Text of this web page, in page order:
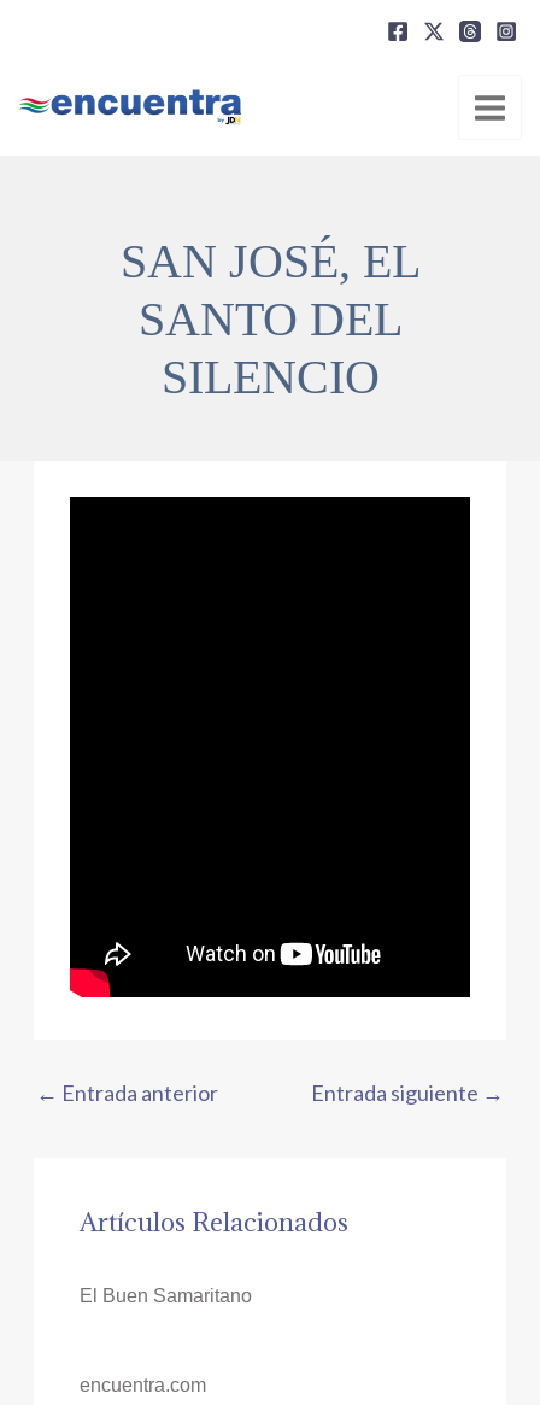
SAN JOSÉ, EL
SANTO DEL
SILENCIO
← Entrada anterior Entrada siguiente →
Artículos Relacionados
El Buen Samaritano
encuentra.com